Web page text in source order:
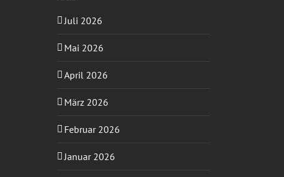
Juli 2026
Mai 2026
April 2026
März 2026
Februar 2026
Januar 2026